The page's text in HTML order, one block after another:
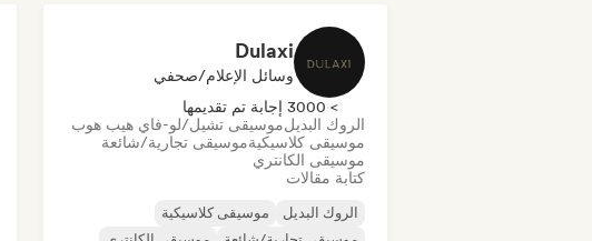
Dulaxi
وسائل الإعلام/صحفي
> 3000 إجابة تم تقديمها
الروك البديلموسيقى تشيل/لو-فاي هيب هوب
موسيقى كلاسيكيةموسيقى تجارية/شائعة
موسيقى الكانتري
كتابة مقالات
الروك البديل
موسيقى كلاسيكية